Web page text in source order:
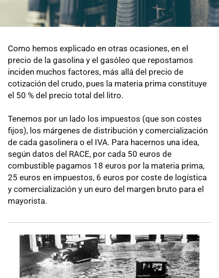
Como hemos explicado en otras ocasiones, en el
precio de la gasolina y el gasóleo que repostamos
inciden muchos factores, más allá del precio de
cotización del crudo, pues la materia prima constituye
el 50 % del precio total del litro.
Tenemos por un lado los impuestos (que son costes
fijos), los márgenes de distribución y comercialización
de cada gasolinera o el IVA. Para hacernos una idea,
según datos del RACE, por cada 50 euros de
combustible pagamos 18 euros por la materia prima,
25 euros en impuestos, 6 euros por coste de logística
y comercialización y un euro del margen bruto para el
mayorista.